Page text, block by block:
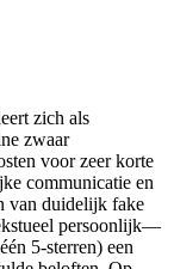
zich als
zwaar
voor zeer korte
communicatie en
van duidelijk fake
persoonlijk—
5‑sterren) een